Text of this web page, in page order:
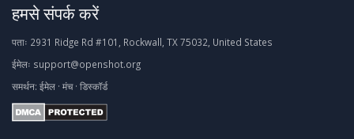
हमसे संपर्क करें
पताः 2931 Ridge Rd #101, Rockwall, TX 75032, United States
ईमेलः support@openshot.org
समर्थन: ईमेल · मंच· डिस्कॉर्ड